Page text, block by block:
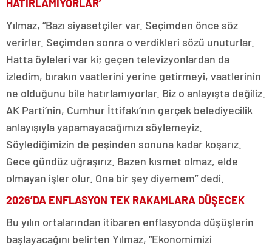
HATIRLAMIYORLAR’
Yılmaz, “Bazı siyasetçiler var. Seçimden önce söz
verirler. Seçimden sonra o verdikleri sözü unuturlar.
Hatta öyleleri var ki; geçen televizyonlardan da
izledim, bırakın vaatlerini yerine getirmeyi, vaatlerinin
ne olduğunu bile hatırlamıyorlar. Biz o anlayışta değiliz.
AK Parti’nin, Cumhur İttifakı’nın gerçek belediyecilik
anlayışıyla yapamayacağımızı söylemeyiz.
Söylediğimizin de peşinden sonuna kadar koşarız.
Gece gündüz uğraşırız. Bazen kısmet olmaz, elde
olmayan işler olur. Ona bir şey diyemem” dedi.
2026’DA ENFLASYON TEK RAKAMLARA DÜŞECEK
Bu yılın ortalarından itibaren enflasyonda düşüşlerin
başlayacağını belirten Yılmaz, “Ekonomimizi